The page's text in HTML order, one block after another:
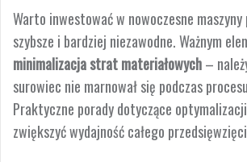
Warto inwestować w nowoczesne
szybsze i bardziej niezawodne. Ważnym
minimalizacja strat materiałowych–
surowiec nie marnował się podczas
Praktyczne porady dotyczące
zwiększyć wydajność całego